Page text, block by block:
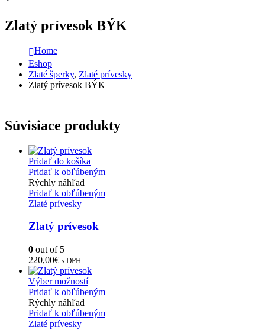
Zlatý prívesok BÝK
Home
Eshop
Zlaté šperky, Zlaté prívesky
Zlatý prívesok BÝK
Súvisiace produkty
Pridať do košíka
Pridať k obľúbeným
Rýchly náhľad
Pridať k obľúbeným
Zlaté prívesky
Zlatý prívesok
0 out of 5
220,00€ s DPH
Výber možností
Pridať k obľúbeným
Rýchly náhľad
Pridať k obľúbeným
Zlaté prívesky